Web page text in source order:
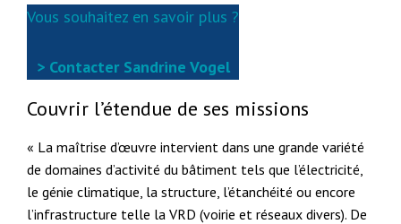
Vous souhaitez en savoir plus ?
> Contacter Sandrine Vogel
Couvrir l’étendue de ses missions
« La maîtrise d’œuvre intervient dans une grande variété
de domaines d’activité du bâtiment tels que l’électricité,
le génie climatique, la structure, l’étanchéité ou encore
l’infrastructure telle la VRD (voirie et réseaux divers). De